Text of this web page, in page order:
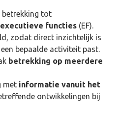
tot
functies(EF).
zodat direct inzichtelijk is
bepaalde activiteit past.
betrekking op meerdere
met informatie vanuit het
ontwikkelingen bij